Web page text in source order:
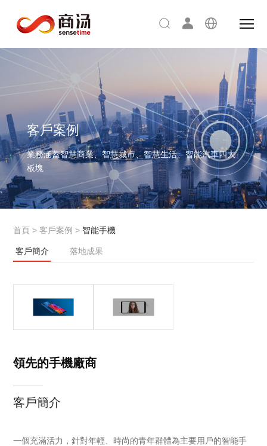
客戶案例
業務涵蓋智慧商業、智慧城市、智慧生活、智能汽車四大
板塊
首頁 >客戶案例 > 智能手機
客戶簡介 落地成果
受廣大用戶喜愛
的高性能智能手
一個充滿活力，
針對年輕、時尚
領先的手機廠商
客戶簡介
一個充滿活力，針對年輕、時尚的青年群體為主要用戶的智能手